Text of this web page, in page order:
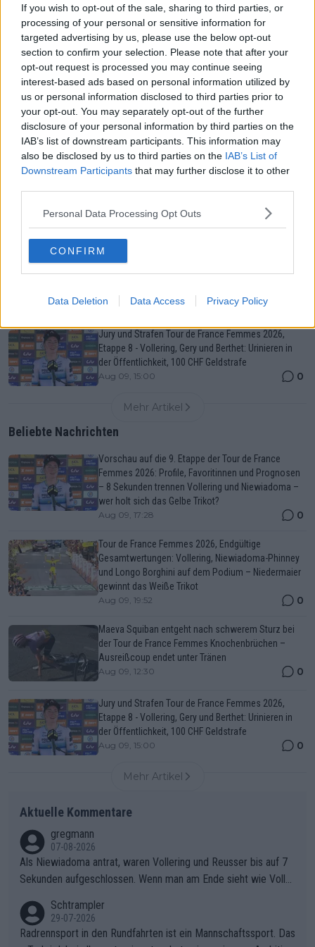
If you wish to opt-out of the sale, sharing to third parties, or
processing of your personal or sensitive information for
targeted advertising by us, please use the below opt-out
section to confirm your selection. Please note that after your
opt-out request is processed you may continue seeing
interest-based ads based on personal information utilized by
us or personal information disclosed to third parties prior to
your opt-out. You may separately opt-out of the further
disclosure of your personal information by third parties on the
IAB’s list of downstream participants. This information may
also be disclosed by us to third parties on the IAB’s List of
Downstream Participants that may further disclose it to other
Personal Data Processing Opt Outs
CONFIRM
Data Deletion Data Access Privacy Policy
Mehr Artikel
Gerade In
Tour de France Femmes 2026, Endgültige
Gesamtwertungen: Vollering, Niewiadoma-Phinney
und Longo Borghini auf dem Podium – Niedermaier
gewinnt das Weiße Trikot
Aug 09, 19:52
Vorschau auf die 9. Etappe der Tour de France
Femmes 2026: Profile, Favoritinnen und Prognosen
– 8 Sekunden trennen Vollering und Niewiadoma –
Aug 09, 17:28
Ergebnisse Polen-Rundfahrt 2026, Etappe 7 –
Doppelsieg für Tudor: Marco Brenner erobert das
Gelbe Trikot, Stefan Küng gewinnt das
Aug 09, 16:33
Jury und Strafen Tour de France Femmes 2026,
Etappe 8 - Vollering, Gery und Berthet: Urinieren in
der Öffentlichkeit, 100 CHF Geldstrafe
Aug 09, 15:00 0
Mehr Artikel
Beliebte Nachrichten
Vorschau auf die 9. Etappe der Tour de France
Femmes 2026: Profile, Favoritinnen und Prognosen
– 8 Sekunden trennen Vollering und Niewiadoma –
wer holt sich das Gelbe Trikot?
Aug 09, 17:28 0
Tour de France Femmes 2026, Endgültige
Gesamtwertungen: Vollering, Niewiadoma-Phinney
und Longo Borghini auf dem Podium – Niedermaier
gewinnt das Weiße Trikot
Aug 09, 19:52 0
Maeva Squiban entgeht nach schwerem Sturz bei
der Tour de France Femmes Knochenbrüchen –
Ausreißcoup endet unter Tränen
Aug 09, 12:30 0
Jury und Strafen Tour de France Femmes 2026,
Etappe 8 - Vollering, Gery und Berthet: Urinieren in
der Öffentlichkeit, 100 CHF Geldstrafe
Aug 09, 15:00 0
Mehr Artikel
Aktuelle Kommentare
gregmann
07-08-2026
Als Niewiadoma antrat, waren Vollering und Reusser bis auf 7
Sekunden aufgeschlossen. Wenn man am Ende sieht wie Voller
ering die 7 Sekunden zu Niewiadoma nicht geschlossen hat un
d den Abstand hat anwachsen lassen. Ein schwerer taktischer
Schtrampler
29-07-2026
Radrennsport in den Rundfahrten ist ein Mannschaftssport. Das